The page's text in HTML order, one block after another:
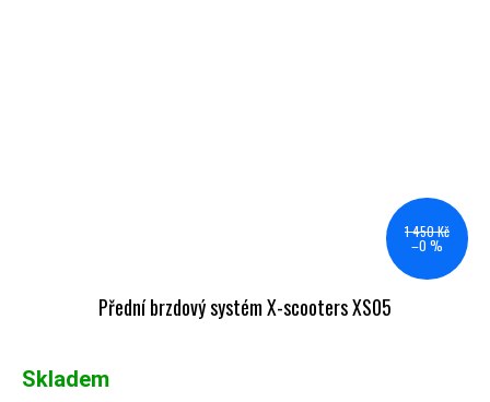
1 450 Kč
–0 %
Přední brzdový systém X-scooters XS05
Skladem